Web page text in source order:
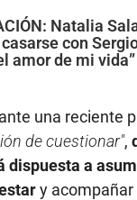
Natalia
con
amor de mi vida”
una reciente
de cuestionar",
dispuesta a
y